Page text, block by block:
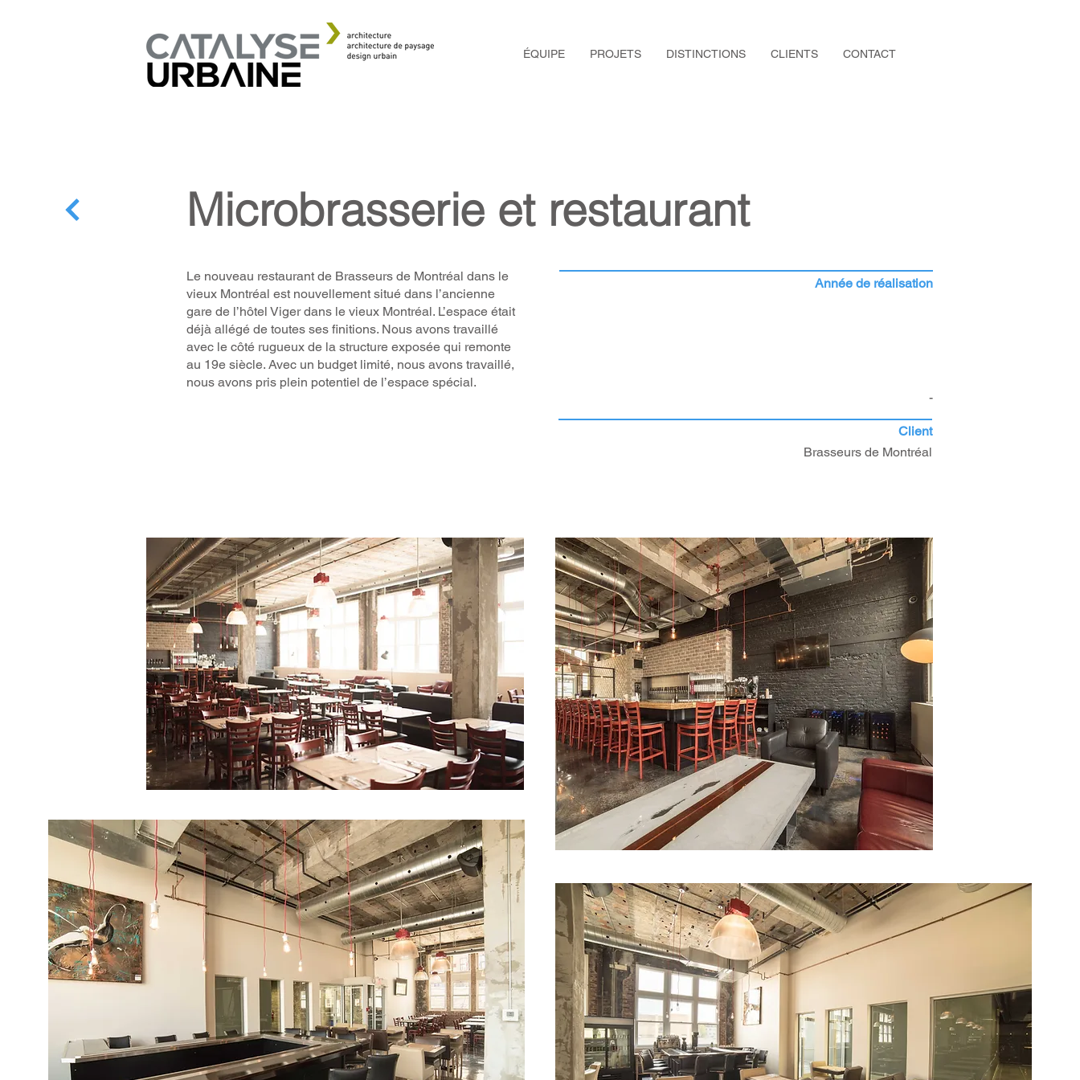
ÉQUIPE PROJETS DISTINCTIONS CLIENTS CONTACT
Microbrasserie et restaurant
Le nouveau restaurant de Brasseurs de Montréal dans le
vieux Montréal est nouvellement situé dans l’ancienne
gare de l’hôtel Viger dans le vieux Montréal. L’espace était
déjà allégé de toutes ses finitions. Nous avons travaillé
avec le côté rugueux de la structure exposée qui remonte
au 19e siècle. Avec un budget limité, nous avons travaillé,
nous avons pris plein potentiel de l’espace spécial.
Année de réalisation
-
Client
Brasseurs de Montréal